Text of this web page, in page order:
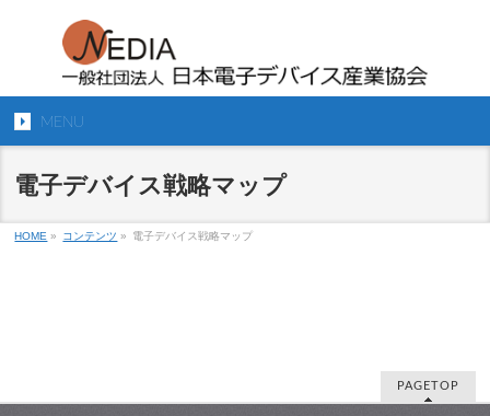
MENU
電子デバイス戦略マップ
HOME » コンテンツ » 電子デバイス戦略マップ
PAGETOP